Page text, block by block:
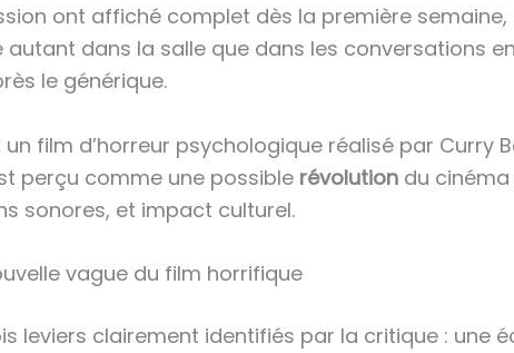
ont affiché complet dès la première
dans la salle que dans les conversations
le générique.
film d’horreur psychologique réalisé par Curry
perçu comme une possible révolution du cinéma
sonores, et impact culturel.
vague du film horrifique
leviers clairement identifiés par la critique : une